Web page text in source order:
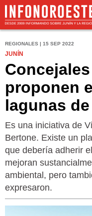
REGIONALES | 15 SEP 2022
JUNÍN
proponen
lagunas
Es una iniciativa de
Bertone. Existe un
que debería adherir
mejoran
ambiental, pero
expresaron.